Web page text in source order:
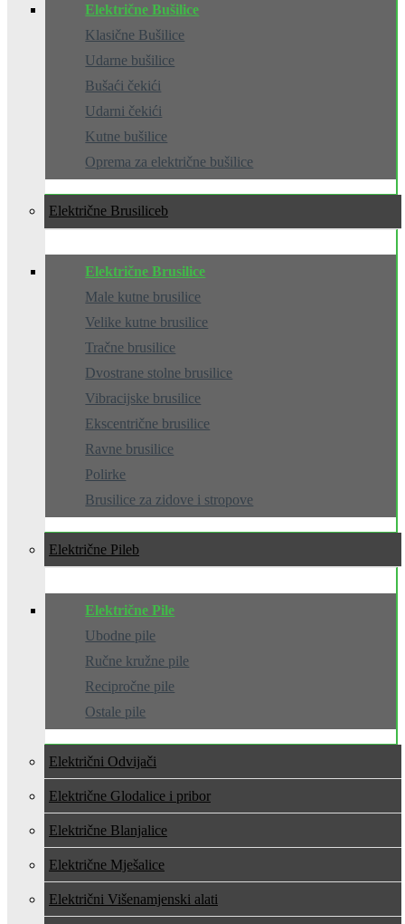
Električne Bušilice
Klasične Bušilice
Udarne bušilice
Bušaći čekići
Udarni čekići
Kutne bušilice
Oprema za električne bušilice
Električne Brusilice
Električne Brusilice
Male kutne brusilice
Velike kutne brusilice
Tračne brusilice
Dvostrane stolne brusilice
Vibracijske brusilice
Ekscentrične brusilice
Ravne brusilice
Polirke
Brusilice za zidove i stropove
Električne Pile
Električne Pile
Ubodne pile
Ručne kružne pile
Recipročne pile
Ostale pile
Električni Odvijači
Električne Glodalice i pribor
Električne Blanjalice
Električne Mješalice
Električni Višenamjenski alati